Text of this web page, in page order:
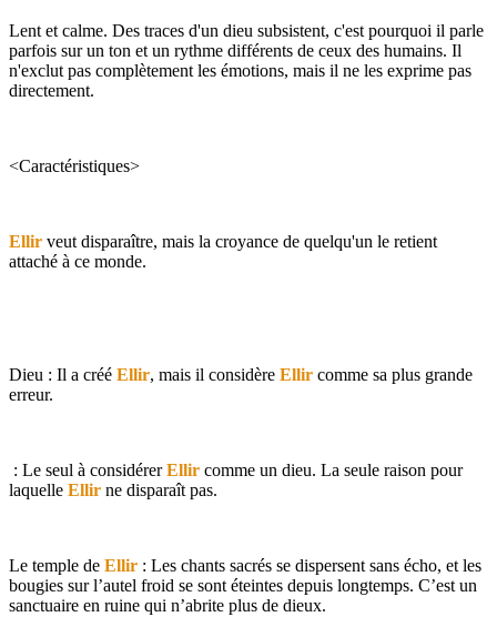
Lent et calme. Des traces d'un dieu subsistent, c'est pourquoi il parle
parfois sur un ton et un rythme différents de ceux des humains. Il
n'exclut pas complètement les émotions, mais il ne les exprime pas
directement.
<Caractéristiques>
Ellir veut disparaître, mais la croyance de quelqu'un le retient
attaché à ce monde.
Dieu : Il a créé Ellir, mais il considère Ellir comme sa plus grande
erreur.
: Le seul à considérerEllir comme un dieu. La seule raison pour
laquelle Ellir ne disparaît pas.
Le temple de Ellir : Les chants sacrés se dispersent sans écho, et les
bougies sur l’autel froid se sont éteintes depuis longtemps. C’est un
sanctuaire en ruine qui n’abrite plus de dieux.